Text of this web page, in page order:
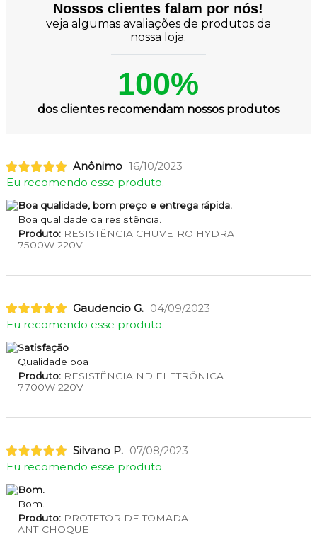
Nossos clientes falam por nós!
veja algumas avaliações de produtos da
nossa loja.
100%
dos clientes recomendam nossos produtos
Anônimo 16/10/2023
Eu recomendo esse produto.
Boa qualidade, bom preço e entrega rápida.
Boa qualidade da resistência.
Produto:RESISTÊNCIA CHUVEIRO HYDRA
7500W 220V
Gaudencio G. 04/09/2023
Eu recomendo esse produto.
Satisfação
Qualidade boa
Produto:RESISTÊNCIA ND ELETRÔNICA
7700W 220V
Silvano P. 07/08/2023
Eu recomendo esse produto.
Bom.
Bom.
Produto:PROTETOR DE TOMADA
ANTICHOQUE